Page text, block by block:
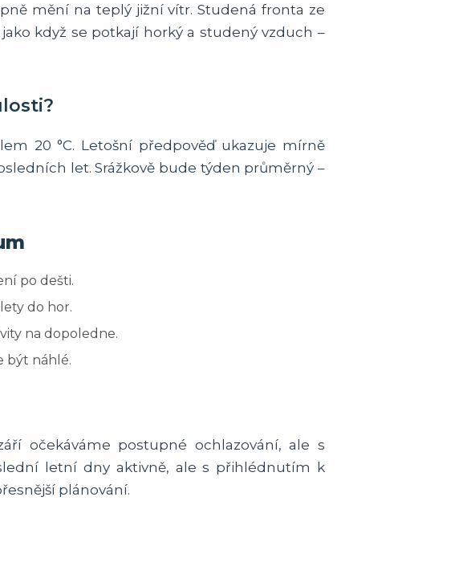
mění na teplý jižní vítr. Studená fronta ze
když se potkají horký a studený vzduch –
20 °C. Letošní předpověď ukazuje mírně
let. Srážkově bude týden průměrný –
po dešti.
do hor.
na dopoledne.
být náhlé.
očekáváme postupné ochlazování, ale s
letní dny aktivně, ale s přihlédnutím k
plánování.